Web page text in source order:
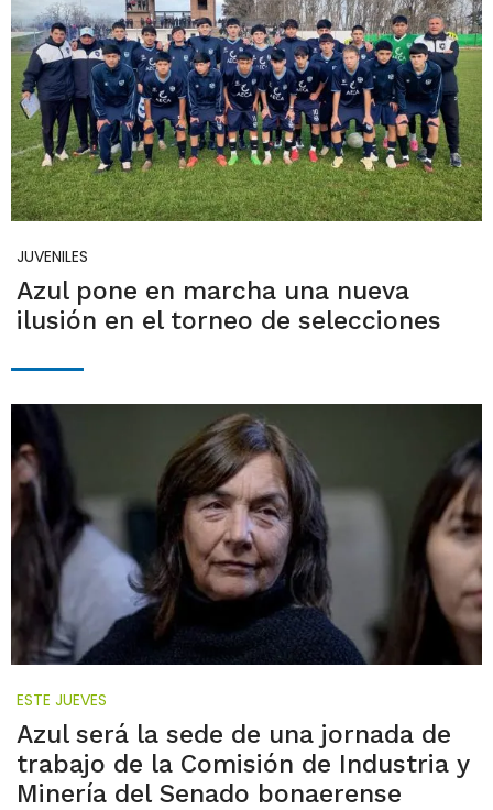
JUVENILES
Azul pone en marcha una nueva
ilusión en el torneo de selecciones
ESTE JUEVES
Azul será la sede de una jornada de
trabajo de la Comisión de Industria y
Minería del Senado bonaerense